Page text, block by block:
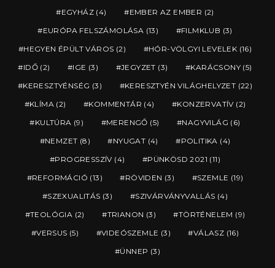
EGYHÁZ (4) EMBER AZ EMBER (2)
EURÓPA FELSZÁMOLÁSA (13) FILMKLUB (3)
HEGYEN ÉPÜLT VÁROS (2) HÓR-VÖLGYI LEVELEK (16)
IDŐ (2) IGE (3) JEGYZET (3) KARÁCSONY(5)
KERESZTYÉNSÉG (3) KERESZTYÉN VILÁGHELYZET (22)
KLÍMA(2) KOMMENTÁR (4) KONZERVATÍV(2)
KULTÚRA (9) MERENGŐ (5) NAGYVILÁG (6)
NEMZET (8) NYUGAT (4) POLITIKA (4)
PROGRESSZÍV(4) PÜNKÖSD 2021 (11)
REFORMÁCIÓ (13) RÖVIDEN (3) SZEMLE (19)
SZEXUALITÁS (3) SZIVÁRVÁNYVALLÁS (4)
TEOLÓGIA (2) TRIANON (3) TÖRTÉNELEM (9)
VERSUS (5) VIDEÓSZEMLE (3) VÁLASZ (16)
ÜNNEP (3)